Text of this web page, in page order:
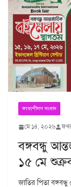
কাব্যশীলন সংবাদ
মে ১৪, ২০২৬
বঙ্গবন্ধু
১৫ মে
জাতির পিতা